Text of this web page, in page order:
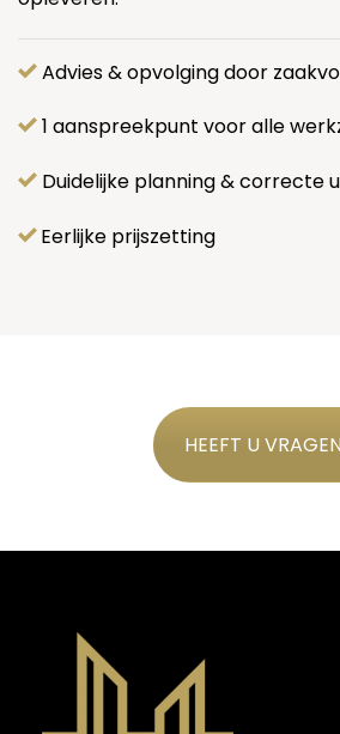
Advies & opvolging door
1 aanspreekpunt voor alle
Duidelijke planning & correcte
Eerlijke prijszetting
HEEFT U